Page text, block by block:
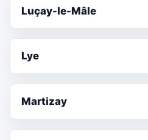
Luçay-le-Mâle
Lye
Martizay